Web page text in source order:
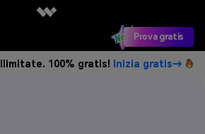
Prova gratis
100% gratis! Inizia gratis→